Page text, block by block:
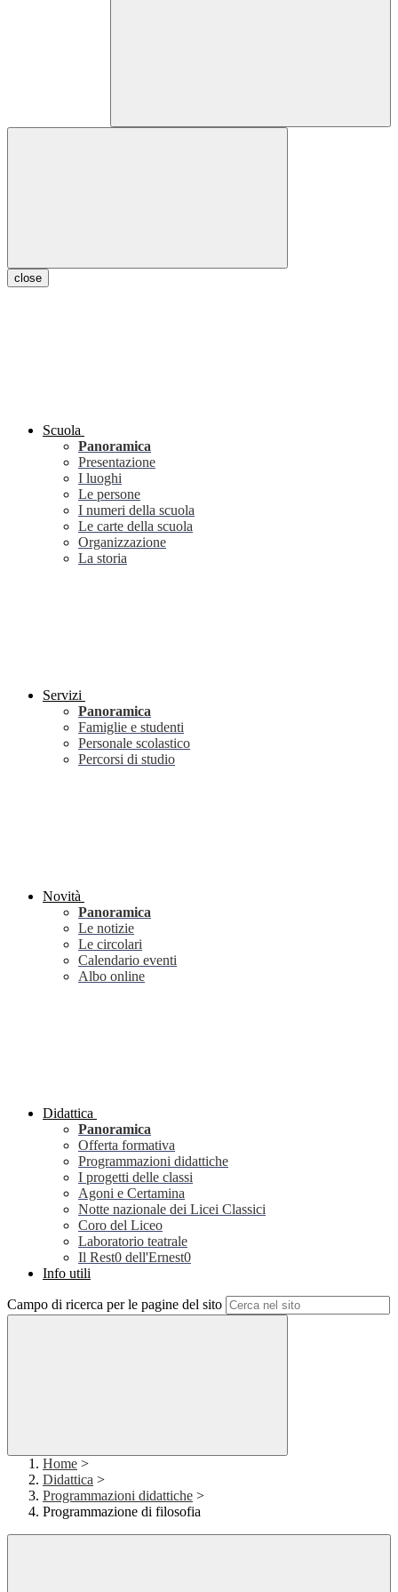
close
Scuola
Panoramica
Presentazione
I luoghi
Le persone
I numeri della scuola
Le carte della scuola
Organizzazione
La storia
Servizi
Panoramica
Famiglie e studenti
Personale scolastico
Percorsi di studio
Novità
Panoramica
Le notizie
Le circolari
Calendario eventi
Albo online
Didattica
Panoramica
Offerta formativa
Programmazioni didattiche
I progetti delle classi
Agoni e Certamina
Notte nazionale dei Licei Classici
Coro del Liceo
Laboratorio teatrale
Il Rest0 dell'Ernest0
Info utili
Campo di ricerca per le pagine del sito
Home >
Didattica >
Programmazioni didattiche >
Programmazione di filosofia